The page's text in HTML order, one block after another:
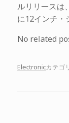
ルリリースは
に12インチ・
No related
Electronicカテゴ